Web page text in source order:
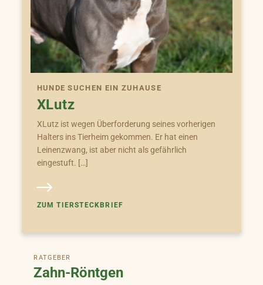
HUNDE SUCHEN EIN ZUHAUSE
XLutz
XLutz ist wegen Überforderung seines vorherigen
Halters ins Tierheim gekommen. Er hat einen
Leinenzwang, ist aber nicht als gefährlich
eingestuft. […]
ZUM TIERSTECKBRIEF
RATGEBER
Zahn-Röntgen